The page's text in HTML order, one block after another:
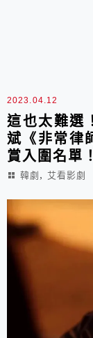
2023.04.12
這也太難選
斌《非常律
賞入圍名單！
韓劇 , 艾看影劇